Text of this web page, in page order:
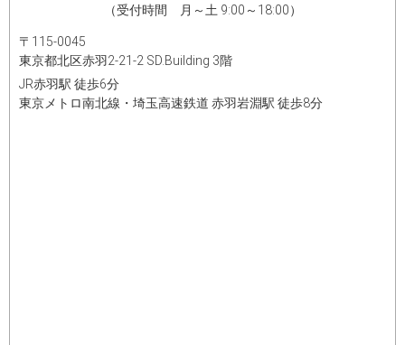
（受付時間 月～土 9:00～18:00）
〒115-0045
東京都北区赤羽2-21-2 SD.Building 3階
JR赤羽駅 徒歩6分
東京メトロ南北線・埼玉高速鉄道 赤羽岩淵駅 徒歩8分